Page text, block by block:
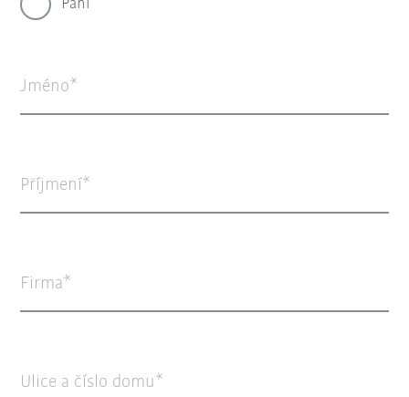
Paní
Jméno
Příjmení
Firma
Ulice a číslo domu